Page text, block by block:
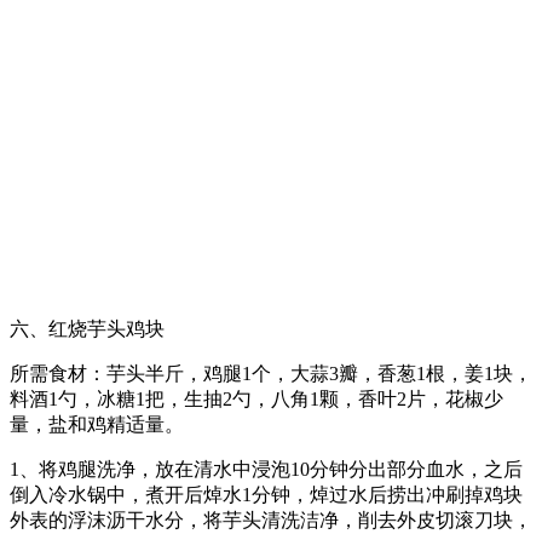
六、红烧芋头鸡块
所需食材：芋头半斤，鸡腿1个，大蒜3瓣，香葱1根，姜1块，
料酒1勺，冰糖1把，生抽2勺，八角1颗，香叶2片，花椒少
量，盐和鸡精适量。
1、将鸡腿洗净，放在清水中浸泡10分钟分出部分血水，之后
倒入冷水锅中，煮开后焯水1分钟，焯过水后捞出冲刷掉鸡块
外表的浮沫沥干水分，将芋头清洗洁净，削去外皮切滚刀块，